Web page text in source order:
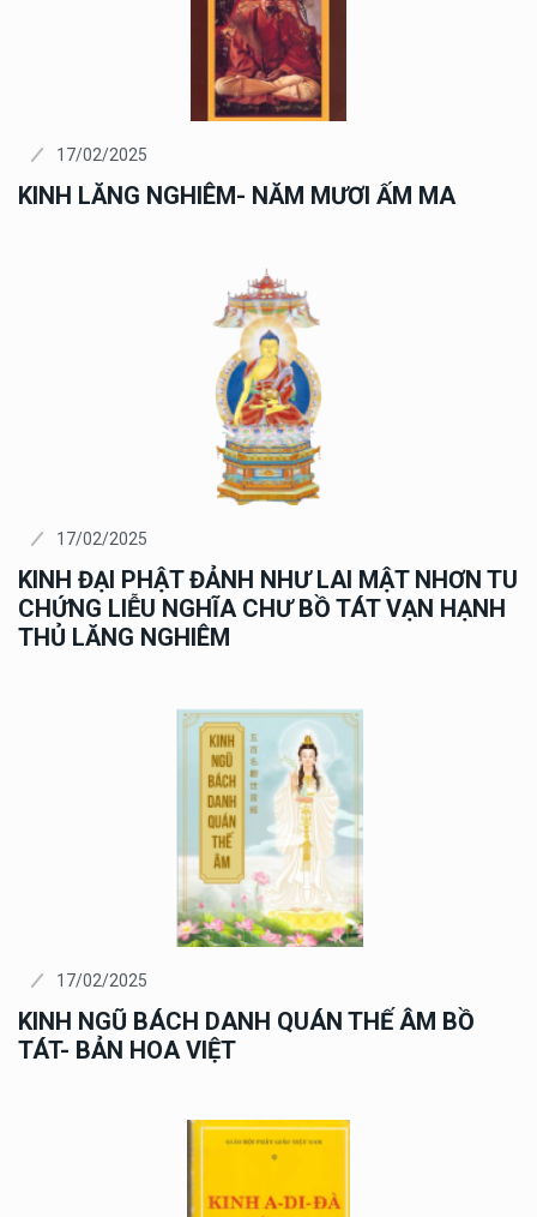
17/02/2025
KINH LĂNG NGHIÊM- NĂM MƯƠI ẤM MA
17/02/2025
KINH ĐẠI PHẬT ĐẢNH NHƯ LAI MẬT NHƠN TU
CHỨNG LIỄU NGHĨA CHƯ BỒ TÁT VẠN HẠNH
THỦ LĂNG NGHIÊM
17/02/2025
KINH NGŨ BÁCH DANH QUÁN THẾ ÂM BỒ
TÁT- BẢN HOA VIỆT